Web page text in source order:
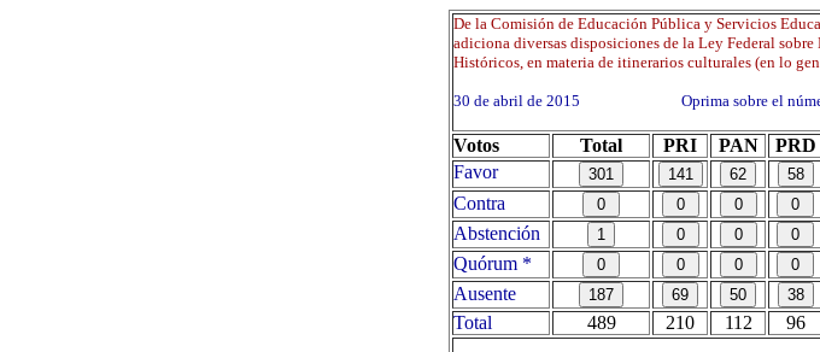
De la Comisión de Educación Pública y Servicios
adiciona diversas disposiciones de la Ley Federal
Históricos, en materia de itinerarios culturales (en lo
30 de abril de 2015 Oprima sobre el número
Votos Total PRI PAN PRD
Favor
Contra
Abstención
Quórum *
Ausente
Total
489 210 112 96